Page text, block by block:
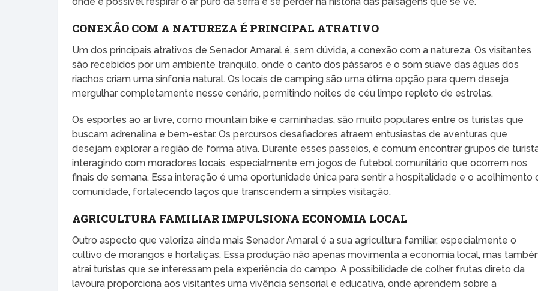
CONEXÃO COM A NATUREZA É PRINCIPAL ATRATIVO
Um dos principais atrativos de Senador Amaral é, sem dúvida, a conexão com a natureza. Os visitantes
são recebidos por um ambiente tranquilo, onde o canto dos pássaros e o som suave das águas dos
riachos criam uma sinfonia natural. Os locais de camping são uma ótima opção para quem deseja
mergulhar completamente nesse cenário, permitindo noites de céu limpo repleto de estrelas.
Os esportes ao ar livre, como mountain bike e caminhadas, são muito populares entre os turistas que
buscam adrenalina e bem-estar. Os percursos desafiadores atraem entusiastas de aventuras que
desejam explorar a região de forma ativa. Durante esses passeios, é comum encontrar grupos de
interagindo com moradores locais, especialmente em jogos de futebol comunitário que ocorrem nos
finais de semana. Essa interação é uma oportunidade única para sentir a hospitalidade e o acolhimento
comunidade, fortalecendo laços que transcendem a simples visitação.
AGRICULTURA FAMILIAR IMPULSIONA ECONOMIA LOCAL
Outro aspecto que valoriza ainda mais Senador Amaral é a sua agricultura familiar, especialmente o
cultivo de morangos e hortaliças. Essa produção não apenas movimenta a economia local, mas
atrai turistas que se interessam pela experiência do campo. A possibilidade de colher frutas direto da
lavoura proporciona aos visitantes uma vivência sensorial e educativa, onde aprendem sobre a